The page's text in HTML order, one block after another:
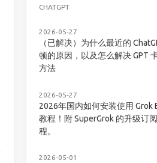
CHATGPT
2026-05-27
（已解决）为什么最近的
顿的原因，以及怎么解决 GPT
方法
2026-05-27
2026年国内如何安装使用 Grok
教程！附 SuperGrok 的升级订
程。
2026-05-01